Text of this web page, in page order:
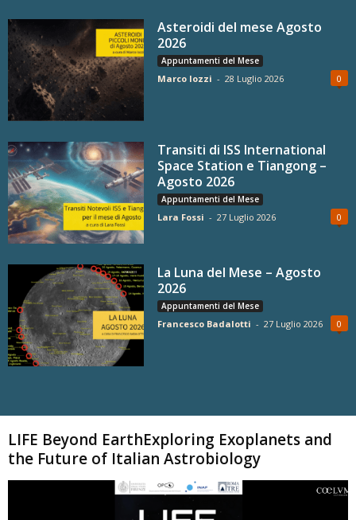
Asteroidi del mese Agosto
2026
Appuntamenti del Mese
Marco Iozzi - 28 Luglio 2026 0
Transiti di ISS International
Space Station e Tiangong –
Agosto 2026
Appuntamenti del Mese
Lara Fossi - 27 Luglio 2026 0
La Luna del Mese – Agosto
2026
Appuntamenti del Mese
Francesco Badalotti - 27 Luglio 2026 0
LIFE Beyond EarthExploring Exoplanets and
the Future of Italian Astrobiology